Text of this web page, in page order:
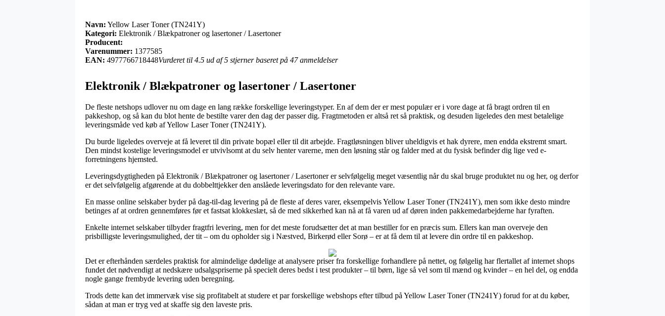
Navn: Yellow Laser Toner (TN241Y)
Kategori: Elektronik / Blækpatroner og lasertoner / Lasertoner
Producent:
Varenummer: 1377585
EAN: 4977766718448Vurderet til 4.5 ud af 5 stjerner baseret på 47 anmeldelser
Elektronik / Blækpatroner og lasertoner / Lasertoner
De fleste netshops udlover nu om dage en lang række forskellige leveringstyper. En af dem der er mest populær er i vore dage at få bragt ordren til en
pakkeshop, og så kan du blot hente de bestilte varer den dag der passer dig. Fragtmetoden er altså ret så praktisk, og desuden ligeledes den mest betalelige
leveringsmåde ved køb af Yellow Laser Toner (TN241Y).
Du burde ligeledes overveje at få leveret til din private bopæl eller til dit arbejde. Fragtløsningen bliver uheldigvis et hak dyrere, men endda ekstremt smart.
Den mindst kostelige leveringsmodel er utvivlsomt at du selv henter varerne, men den løsning står og falder med at du fysisk befinder dig lige ved e-
forretningens hjemsted.
Leveringsdygtigheden på Elektronik / Blækpatroner og lasertoner / Lasertoner er selvfølgelig meget væsentlig når du skal bruge produktet nu og her, og derfor
er det selvfølgelig afgørende at du dobbelttjekker den anslåede leveringsdato for den relevante vare.
En masse online selskaber byder på dag-til-dag levering på de fleste af deres varer, eksempelvis Yellow Laser Toner (TN241Y), men som ikke desto mindre
betinges af at ordren gennemføres før et fastsat klokkeslæt, så de med sikkerhed kan nå at få varen ud af døren inden pakkemedarbejderne har fyraften.
Enkelte internet selskaber tilbyder fragtfri levering, men for det meste forudsætter det at man bestiller for en præcis sum. Ellers kan man overveje den
prisbilligste leveringsmulighed, der tit – om du opholder sig i Næstved, Birkerød eller Sorø – er at få dem til at levere din ordre til en pakkeshop.
Det er efterhånden særdeles praktisk for almindelige dødelige at analysere priser fra forskellige forhandlere på nettet, og følgelig har flertallet af internet shops
fundet det nødvendigt at nedskære udsalgspriserne på specielt deres bedst i test produkter – til børn, lige så vel som til mænd og kvinder – en hel del, og endda
nogle gange frembyde levering uden beregning.
Trods dette kan det immervæk vise sig profitabelt at studere et par forskellige webshops efter tilbud på Yellow Laser Toner (TN241Y) forud for at du køber,
sådan at man er tryg ved at skaffe sig den laveste pris.